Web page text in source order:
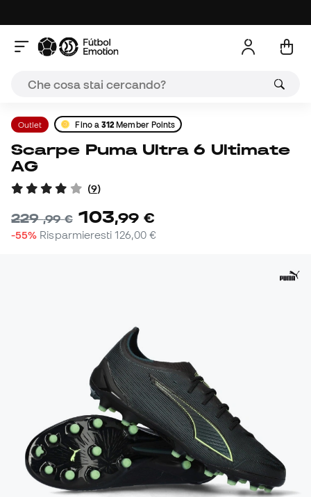
Outlet Fino a312 Member Points
Scarpe Puma Ultra 6 Ultimate
AG
(9)
229,99 € 103,99 €
-55% Risparmieresti126,00 €